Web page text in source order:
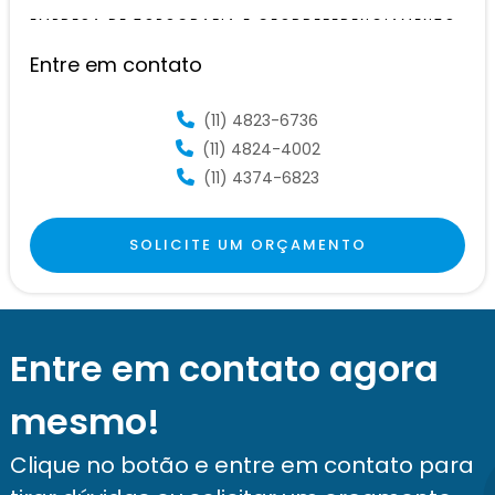
EMPRESA DE TOPOGRAFIA E GEORREFERENCIAMENTO
EMPRESA DE TOPOGRAFIA SP
EMPRESA LEVANTAMENTOS TOPOGRÁFICOS
EMPRESAS DE TOPOGRAFIA EM SÃO PAULO
EQUIPE DE TOPOGRAFIA
GEORREFERENCIAMENTO COM DRONE
GEORREFERENCIAMENTO DE IMÓVEIS PARA
LEVANTAMENTO PLANIALTIMÉTRICO CADASTRAL
LEVANTAMENTO PLANIALTIMÉTRICO CADASTRAL
LEVANTAMENTO PLANIALTIMÉTRICO
Entre em contato
(11) 4823-6736
(11) 4824-4002
(11) 4374-6823
SOLICITE UM ORÇAMENTO
Entre em contato agora
mesmo!
Clique no botão e entre em contato para